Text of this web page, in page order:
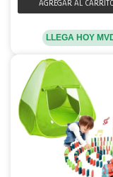
LLEGA HOY